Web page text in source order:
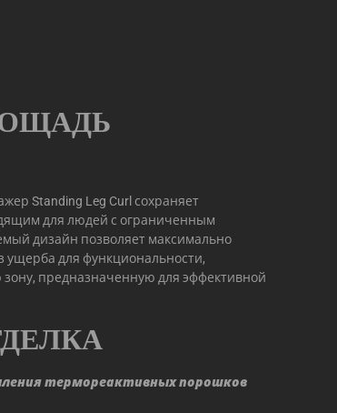
Standing Leg Curl сохраняет
для людей с ограниченным
дизайн позволяет максимально
ущерба для функциональности,
предназначенную для эффективной
термореактивных порошков